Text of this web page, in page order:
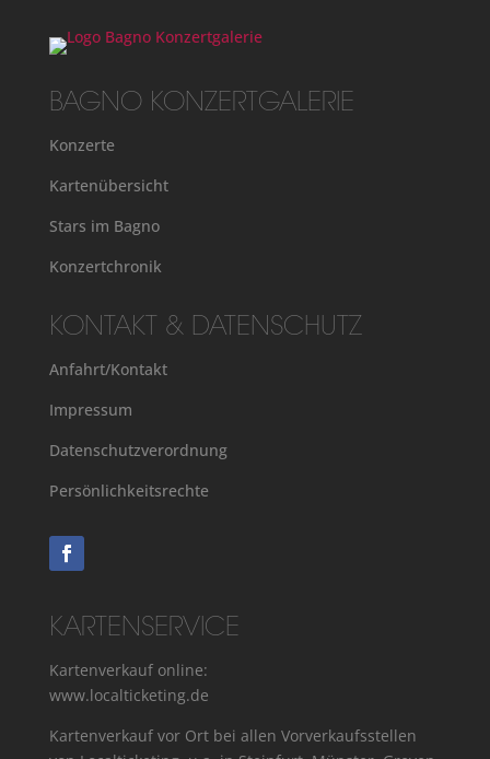
BAGNO KONZERTGALERIE
Konzerte
Kartenübersicht
Stars im Bagno
Konzertchronik
KONTAKT & DATENSCHUTZ
Anfahrt/Kontakt
Impressum
Datenschutzverordnung
Persönlichkeitsrechte
KARTENSERVICE
Kartenverkauf online:
www.localticketing.de
Kartenverkauf vor Ort bei allen Vorverkaufs­stellen